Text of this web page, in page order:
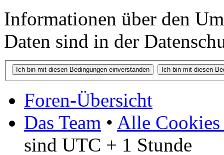
Informationen über den
Daten sind in der
Foren-Übersicht
Das Team • Alle Cookies
sind UTC + 1 Stunde